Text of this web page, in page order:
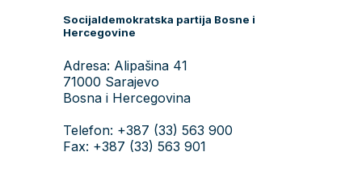
Socijaldemokratska partija Bosne i
Hercegovine
Adresa: Alipašina 41
71000 Sarajevo
Bosna i Hercegovina
Telefon: +387 (33) 563 900
Fax: +387 (33) 563 901